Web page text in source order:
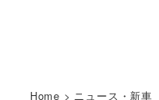
Home > ニュース・新車